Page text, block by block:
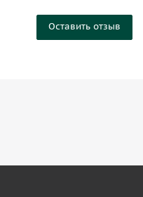
Оставить отзыв